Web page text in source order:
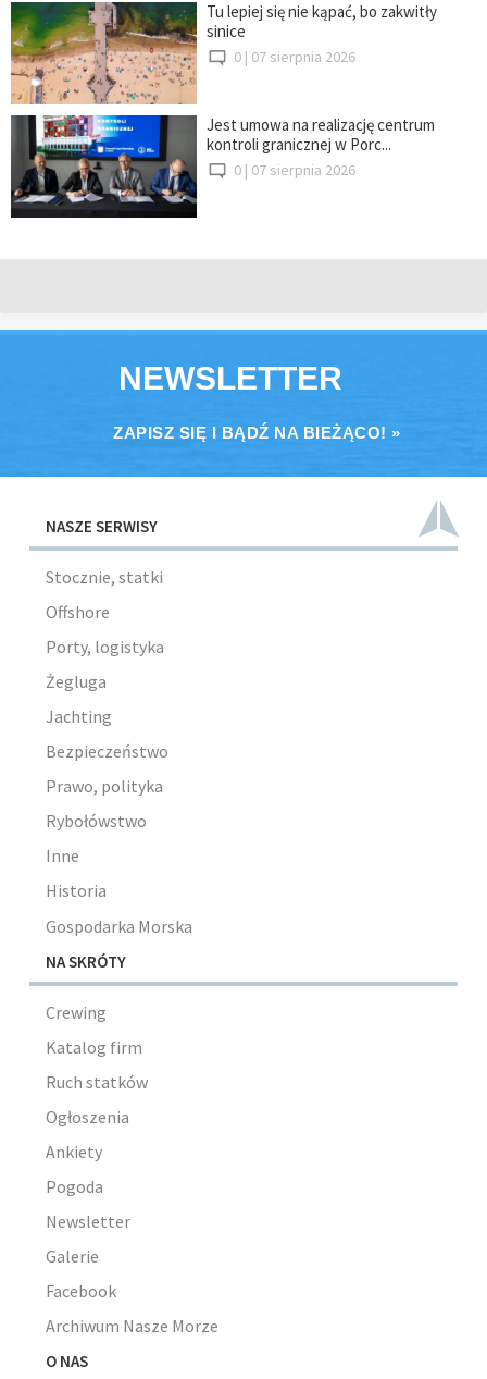
Tu lepiej się nie kąpać, bo zakwitły
sinice
0 | 07 sierpnia 2026
Jest umowa na realizację centrum
kontroli granicznej w Porc...
0 | 07 sierpnia 2026
NEWSLETTER
ZAPISZ SIĘ I BĄDŹ NA BIEŻĄCO! »
NASZE SERWISY
Stocznie, statki
Offshore
Porty, logistyka
Żegluga
Jachting
Bezpieczeństwo
Prawo, polityka
Rybołówstwo
Inne
Historia
Gospodarka Morska
NA SKRÓTY
Crewing
Katalog firm
Ruch statków
Ogłoszenia
Ankiety
Pogoda
Newsletter
Galerie
Facebook
Archiwum Nasze Morze
O NAS